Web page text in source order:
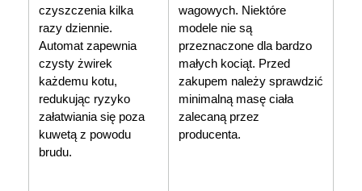
czyszczenia kilka
razy dziennie.
Automat zapewnia
czysty żwirek
każdemu kotu,
redukując ryzyko
załatwiania się poza
kuwetą z powodu
brudu.
wagowych. Niektóre
modele nie są
przeznaczone dla bardzo
małych kociąt. Przed
zakupem należy sprawdzić
minimalną masę ciała
zalecaną przez
producenta.